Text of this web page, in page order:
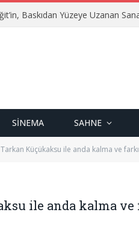
Baskıdan Yüzeye Uzanan
SINEMA SAHNE
Tarkan Küçükaksu ile anda kalma ve
ile anda kalma ve